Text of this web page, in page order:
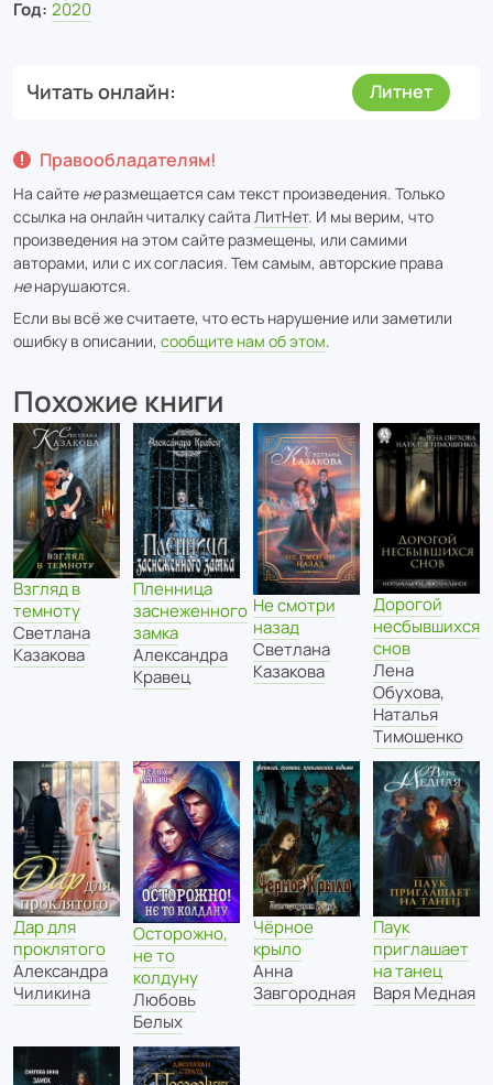
Год: 2020
Читать онлайн Литнет
Правообладателям!
На сайте неразмещается сам текст произведения. Только
ссылка на онлайн читалку сайта ЛитНет. И мы верим, что
произведения на этом сайте размещены, или самими
авторами, или с их согласия. Тем самым, авторские права
ненарушаются.
Если вы всё же считаете, что есть нарушение или заметили
ошибку в описании, сообщите нам об этом.
Похожие книги
Взгляд в
темноту
Светлана
Казакова
Пленница
заснеженного
замка
Александра
Кравец
Не смотри
назад
Светлана
Казакова
Дорогой
несбывшихся
снов
Лена
Обухова,
Наталья
Тимошенко
Дар для
проклятого
Александра
Чиликина
Осторожно,
не то
колдуну
Любовь
Белых
Чёрное
крыло
Анна
Завгородная
Паук
приглашает
на танец
Варя Медная